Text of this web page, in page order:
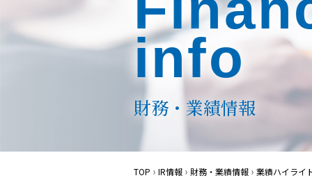
info
財務・業績情報
TOP IR情報 財務・業績情報 業績ハイライ